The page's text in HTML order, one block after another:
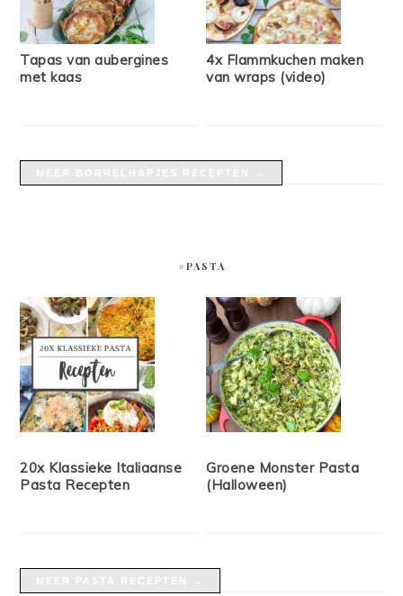
Tapas van aubergines
met kaas
4x Flammkuchen maken
van wraps (video)
#PASTA
20x Klassieke Italiaanse
Pasta Recepten
Groene Monster Pasta
(Halloween)